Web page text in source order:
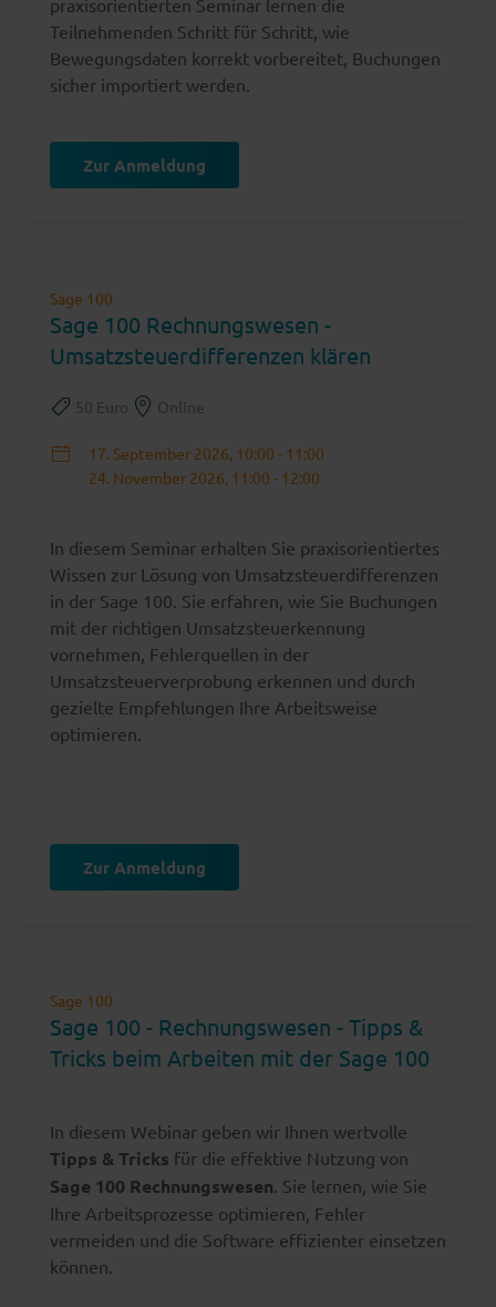
Teilnehmenden Schritt für Schritt, wie
Bewegungsdaten korrekt vorbereitet, Buchungen
sicher importiert werden.
Zur Anmeldung
Sage 100
Sage 100 Rechnungswesen -
Umsatzsteuerdifferenzen klären
50 Euro Online
17. September 2026, 10:00 - 11:00
24. November 2026, 11:00 - 12:00
In diesem Seminar erhalten Sie praxisorientiertes
Wissen zur Lösung von Umsatzsteuerdifferenzen
in der Sage 100. Sie erfahren, wie Sie Buchungen
mit der richtigen Umsatzsteuerkennung
vornehmen, Fehlerquellen in der
Umsatzsteuerverprobung erkennen und durch
gezielte Empfehlungen Ihre Arbeitsweise
optimieren.
Zur Anmeldung
Sage 100
Sage 100 - Rechnungswesen - Tipps &
Tricks beim Arbeiten mit der Sage 100
In diesem Webinar geben wir Ihnen wertvolle
Tipps & Tricks für die effektive Nutzung von
Sage 100 Rechnungswesen. Sie lernen, wie Sie
Ihre Arbeitsprozesse optimieren, Fehler
vermeiden und die Software effizienter einsetzen
können.